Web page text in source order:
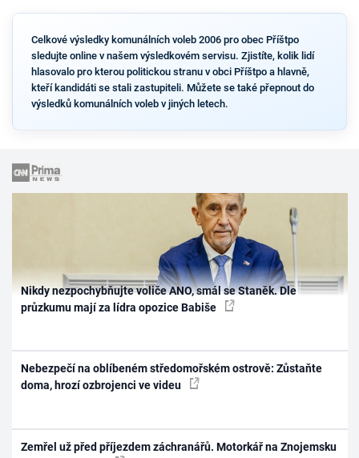
Celkové výsledky komunálních voleb 2006 pro obec Příštpo
sledujte online v našem výsledkovém servisu. Zjistíte, kolik lidí
hlasovalo pro kterou politickou stranu v obci Příštpo a hlavně,
kteří kandidáti se stali zastupiteli. Můžete se také přepnout do
výsledků komunálních voleb v jiných letech.
Nikdy nezpochybňujte voliče ANO, smál se Staněk. Dle
průzkumu mají za lídra opozice Babiše
Nebezpečí na oblíbeném středomořském ostrově: Zůstaňte
doma, hrozí ozbrojenci ve videu
Zemřel už před příjezdem záchranářů. Motorkář na Znojemsku